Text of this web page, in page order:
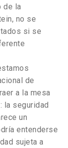
de la
no se
si se
de
a la mesa
la seguridad
un
entenderse
sujeta a